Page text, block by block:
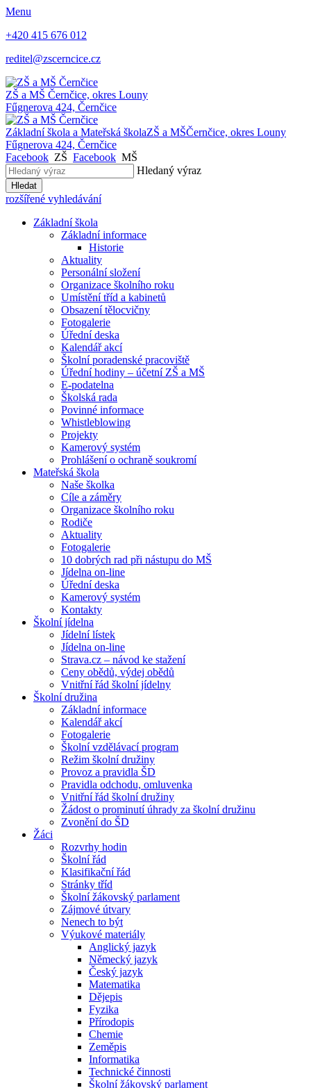
Menu
+420 415 676 012
reditel@zscerncice.cz
ZŠ a MŠ Černčice, okres Louny
Fűgnerova 424, Černčice
Základní škola a Mateřská školaZŠ a MŠČernčice, okres Louny
Fűgnerova 424, Černčice
Facebook ZŠ Facebook MŠ
Hledaný výraz
Hledat
rozšířené vyhledávání
Základní škola
Základní informace
Historie
Aktuality
Personální složení
Organizace školního roku
Umístění tříd a kabinetů
Obsazení tělocvičny
Fotogalerie
Úřední deska
Kalendář akcí
Školní poradenské pracoviště
Úřední hodiny – účetní ZŠ a MŠ
E-podatelna
Školská rada
Povinné informace
Whistleblowing
Projekty
Kamerový systém
Prohlášení o ochraně soukromí
Mateřská škola
Naše školka
Cíle a záměry
Organizace školního roku
Rodiče
Aktuality
Fotogalerie
10 dobrých rad při nástupu do MŠ
Jídelna on-line
Úřední deska
Kamerový systém
Kontakty
Školní jídelna
Jídelní lístek
Jídelna on-line
Strava.cz – návod ke stažení
Ceny obědů, výdej obědů
Vnitřní řád školní jídelny
Školní družina
Základní informace
Kalendář akcí
Fotogalerie
Školní vzdělávací program
Režim školní družiny
Provoz a pravidla ŠD
Pravidla odchodu, omluvenka
Vnitřní řád školní družiny
Žádost o prominutí úhrady za školní družinu
Zvonění do ŠD
Žáci
Rozvrhy hodin
Školní řád
Klasifikační řád
Stránky tříd
Školní žákovský parlament
Zájmové útvary
Nenech to být
Výukové materiály
Anglický jazyk
Německý jazyk
Český jazyk
Matematika
Dějepis
Fyzika
Přírodopis
Chemie
Zeměpis
Informatika
Technické činnosti
Školní žákovský parlament